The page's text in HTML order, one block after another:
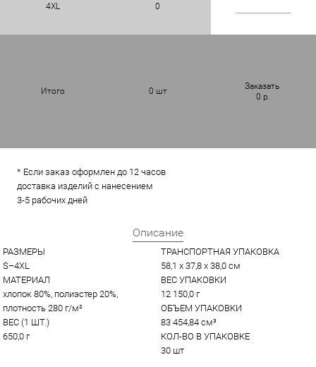
4XL 0
Итого 0 шт
Заказать
0 р.
* Если заказ оформлен до 12 часов
доставка изделий с нанесением
3-5 рабочих дней
Описание
РАЗМЕРЫ
S–4XL
МАТЕРИАЛ
хлопок 80%, полиэстер 20%,
плотность 280 г/м²
ВЕС (1 ШТ.)
650,0 г
ТРАНСПОРТНАЯ УПАКОВКА
58,1 x 37,8 x 38,0 см
ВЕС УПАКОВКИ
12 150,0 г
ОБЪЕМ УПАКОВКИ
83 454,84 см³
КОЛ-ВО В УПАКОВКЕ
30 шт